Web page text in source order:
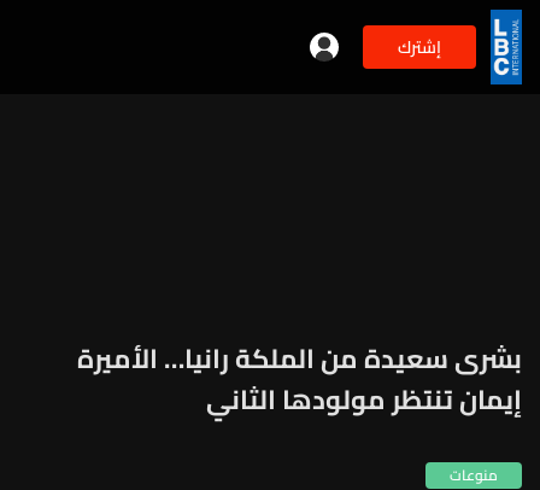
إشترك
بشرى سعيدة من الملكة رانيا… الأميرة
إيمان تنتظر مولودها الثاني
منوعات